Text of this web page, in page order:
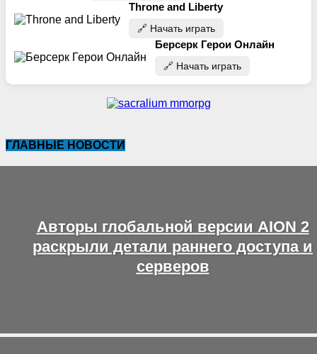
Throne and Liberty
🔗‍️ Начать играть
Берсерк Герои Онлайн
🔗‍️ Начать играть
ГЛАВНЫЕ НОВОСТИ
Авторы глобальной версии AION 2
раскрыли детали раннего доступа и
серверов